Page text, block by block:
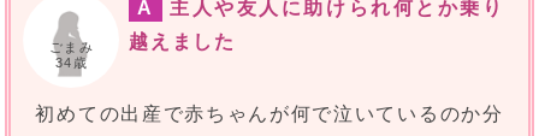
ごまみ
34歳
A
主人や友人に助けられ何とか乗り
越えました
初めての出産で赤ちゃんが何で泣いているのか分